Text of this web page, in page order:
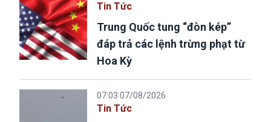
Tin Tức
Trung Quốc tung “đòn kép”
đáp trả các lệnh trừng phạt từ
Hoa Kỳ
07:03 07/08/2026
Tin Tức